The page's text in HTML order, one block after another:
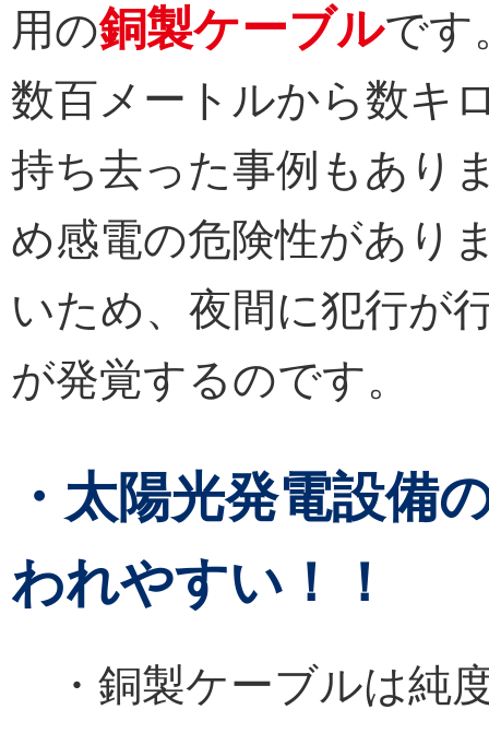
用の銅製ケーブルです
数百メートルから数キ
持ち去った事例もあり
め感電の危険性があり
いため、夜間に犯行が
が発覚するのです。
・太陽光発電設備
われやすい！！
・銅製ケーブルは純